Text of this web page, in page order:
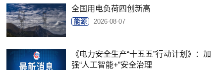
全国用电负荷四创新高
能源 2026-08-07
《电力安全生产“十五五”行动计划》：加
强“人工智能+”安全治理